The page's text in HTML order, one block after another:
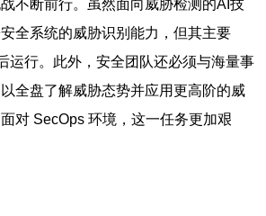
不断前行。虽然面向威胁检测的AI技
全系统的威胁识别能力，但其主要
运行。此外，安全团队还必须与海量事
全盘了解威胁态势并应用更高阶的威
对 SecOps 环境，这一任务更加艰